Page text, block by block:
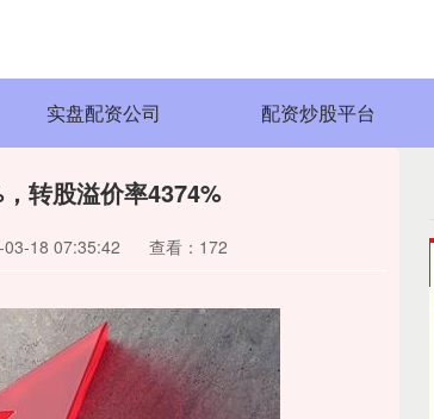
实盘配资公司 配资炒股平台
转股溢价率4374%
03-18 07:35:42 查看：172